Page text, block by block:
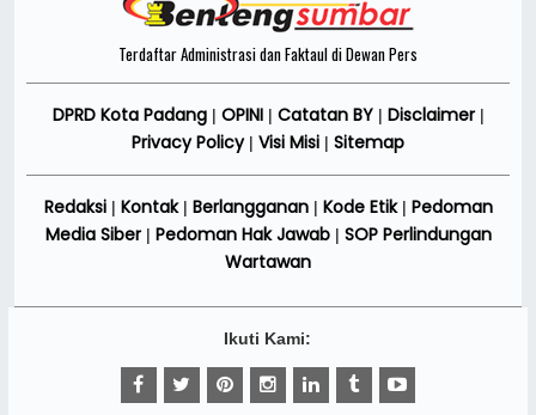
Terdaftar Administrasi dan Faktaul di Dewan Pers
DPRD Kota Padang| OPINI Catatan BY| Disclaimer|
Privacy Policy| Visi Misi Sitemap
Redaksi| Kontak| Berlangganan| Kode Etik| Pedoman
Media Siber| Pedoman Hak Jawab| SOP Perlindungan
Wartawan
Ikuti Kami: